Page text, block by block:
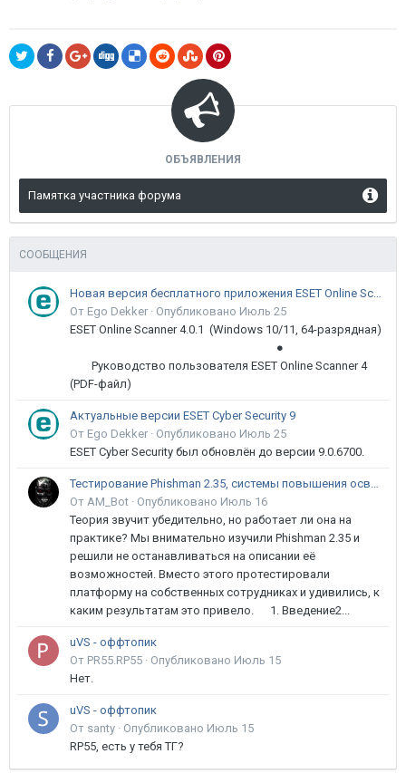
ОБЪЯВЛЕНИЯ
Памятка участника форума
СООБЩЕНИЯ
Новая версия бесплатного приложения ESET Online Scanner доступна пользователям
От Ego Dekker · Опубликовано Июль 25
ESET Online Scanner 4.0.1 (Windows 10/11, 64-разрядная)
●
Руководство пользователя ESET Online Scanner 4
(PDF-файл)
Актуальные версии ESET Cyber Security 9
От Ego Dekker · Опубликовано Июль 25
ESET Cyber Security был обновлён до версии 9.0.6700.
Тестирование Phishman 2.35, системы повышения осведомлённости пользователей в сфере ИБ
От AM_Bot · Опубликовано Июль 16
Теория звучит убедительно, но работает ли она на
практике? Мы внимательно изучили Phishman 2.35 и
решили не останавливаться на описании её
возможностей. Вместо этого протестировали
платформу на собственных сотрудниках и удивились, к
каким результатам это привело. 1. Введение2...
uVS - оффтопик
От PR55.RP55 · Опубликовано Июль 15
Нет.
uVS - оффтопик
От santy · Опубликовано Июль 15
RP55, есть у тебя ТГ?